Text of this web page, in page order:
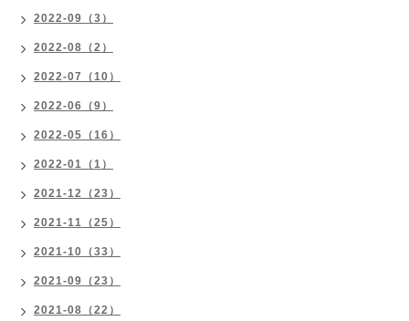
2022-09（3）
2022-08（2）
2022-07（10）
2022-06（9）
2022-05（16）
2022-01（1）
2021-12（23）
2021-11（25）
2021-10（33）
2021-09（23）
2021-08（22）